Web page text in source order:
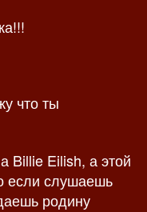
что ты
Billie Eilish, а этой
если слушаешь
родину